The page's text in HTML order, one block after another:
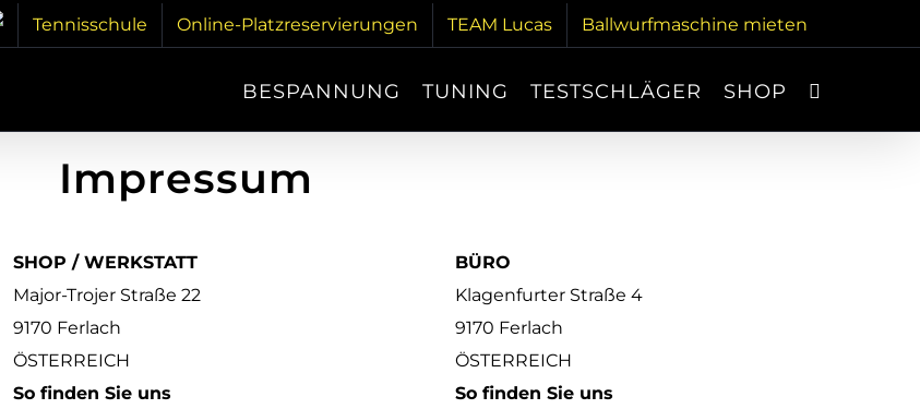
Tennisschule Online-Platzreservierungen TEAM Lucas Ballwurfmaschine mieten
BESPANNUNG TUNING TESTSCHLÄGER SHOP
Impressum
SHOP / WERKSTATT
Major-Trojer Straße 22
9170 Ferlach
ÖSTERREICH
So finden Sie uns
BÜRO
Klagenfurter Straße 4
9170 Ferlach
ÖSTERREICH
So finden Sie uns